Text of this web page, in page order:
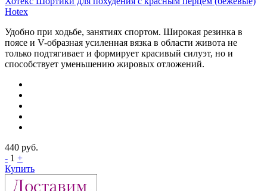
Hotex
Удобно при ходьбе, занятиях спортом. Широкая резинка в
поясе и V-образная усиленная вязка в области живота не
только подтягивает и формирует красивый силуэт, но и
способствует уменьшению жировых отложений.
440 руб.
- 1 +
Купить